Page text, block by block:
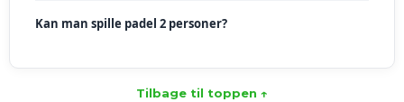
Kan man spille padel 2 personer?
Tilbage til toppen ↑